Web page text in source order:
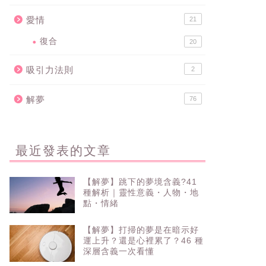
愛情 21
復合 20
吸引力法則 2
解夢 76
最近發表的文章
【解夢】跳下的夢境含義?41
種解析｜靈性意義・人物・地
點・情緒
【解夢】打掃的夢是在暗示好
運上升？還是心裡累了？46 種
深層含義一次看懂